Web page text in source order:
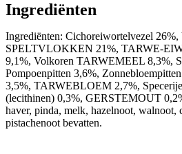
Ingrediënten
Ingrediënten: Cichoreiwortelvezel 26%,
SPELTVLOKKEN 21%, TARWE-
9,1%, Volkoren TARWEMEEL 8,3%,
Pompoenpitten 3,6%,
3,5%, TARWEBLOEM 2,7%,
(lecithinen) 0,3%, GERSTEMOUT
haver, pinda, melk, hazelnoot, walnoot,
pistachenoot bevatten.